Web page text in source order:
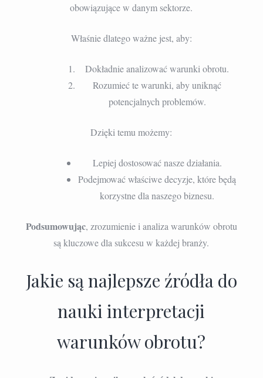
obowiązujące w danym sektorze.
Właśnie dlatego ważne jest, aby:
Dokładnie analizować warunki obrotu.
Rozumieć te warunki, aby uniknąć
potencjalnych problemów.
Dzięki temu możemy:
Lepiej dostosować nasze działania.
Podejmować właściwe decyzje, które będą
korzystne dla naszego biznesu.
Podsumowując, zrozumienie i analiza warunków obrotu
są kluczowe dla sukcesu w każdej branży.
Jakie są najlepsze źródła do
nauki interpretacji
warunków obrotu?